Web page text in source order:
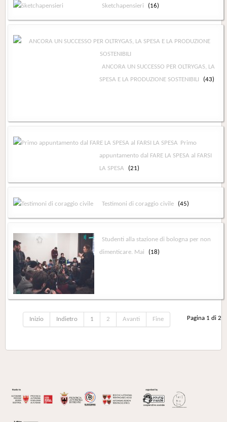
Sketchapensieri (16)
ANCORA UN SUCCESSO PER OLTRYGAS, LA
SPESA E LA PRODUZIONE SOSTENIBILI
(43)
Primo
appuntamento dal FARE LA SPESA al FARSI
LA SPESA
(21)
Testimoni di coraggio civile (45)
Studenti alla stazione di bologna per non
dimenticare. Mai
(18)
Pagina 1 di 2
Inizio Indietro 1 2 Avanti Fine